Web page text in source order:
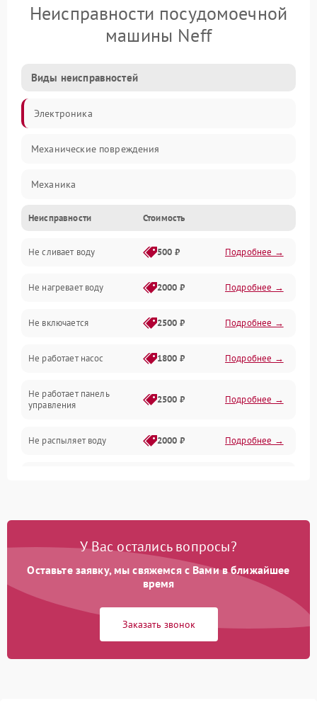
Неисправности посудомоечной
машины Neff
Виды неисправностей
Электроника
Механические повреждения
Механика
Управление
Электропитание
Датчики
Нагрев
Вода
Гигиена
Программное обеспечение
Неисправности Стоимость
Не сливает воду 500 ₽ Подробнее →
Не нагревает воду 2000 ₽ Подробнее →
Не включается 2500 ₽ Подробнее →
Не работает насос 1800 ₽ Подробнее →
Не работает панель
управления
2500 ₽ Подробнее →
Не распыляет воду 2000 ₽ Подробнее →
Проблемы с набором
Не работает сушилка 2100 ₽ Подробнее →
Сбои в работе таймера 1700 ₽
У Вас остались вопросы?
Оставьте заявку, мы свяжемся с Вами в ближайшее
время
Заказать звонок